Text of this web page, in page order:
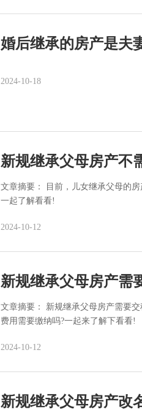
婚后继承的房产是夫
2024-10-18
新规继承父母房产不
文章摘要： 目前，儿女继承父母的
一起了解看看!
2024-10-12
新规继承父母房产需
文章摘要： 新规继承父母房产需要
费用需要缴纳吗?一起来了解下看看!
2024-10-12
新规继承父母房产改